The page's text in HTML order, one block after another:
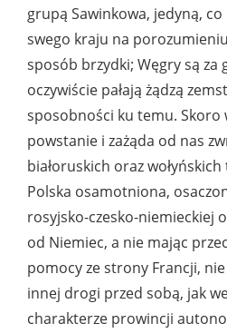
grupą Sawinkowa, jedyną, co
swego kraju na
sposób brzydki; Węgry są za
oczywiście pałają żądzą
sposobności ku temu. Skoro
powstanie i zażąda od nas
białoruskich oraz
Polska osamotniona,
rosyjsko-czesko-niemieckiej
od Niemiec, a nie mając
pomocy ze strony Francji, nie
innej drogi przed sobą, jak
charakterze prowincji